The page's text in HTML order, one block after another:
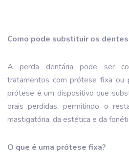
Como pode substituir os
A perda dentária pode ser
tratamentos com prótese fixa ou
prótese é um dispositivo que
orais perdidas, permitindo o
mastigatória, da estética e da
O que é uma prótese fixa?